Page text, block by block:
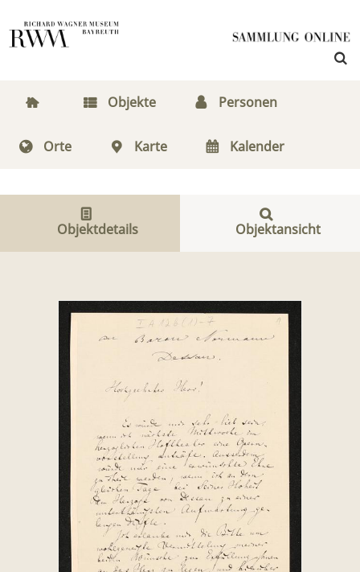
Objekte Personen
Orte Karte Kalender
Objektdetails Objektansicht